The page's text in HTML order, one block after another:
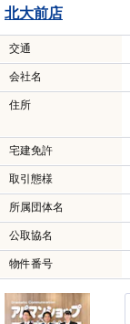
北大前店
交通
会社名
住所
宅建免許
取引態様
所属団体名
公取協名
物件番号